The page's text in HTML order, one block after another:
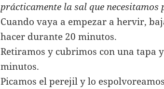
prácticamente la sal que necesitamos
Cuando vaya a empezar a hervir,
hacer durante 20 minutos.
Retiramos y cubrimos con una tapa
minutos.
Picamos el perejil y lo